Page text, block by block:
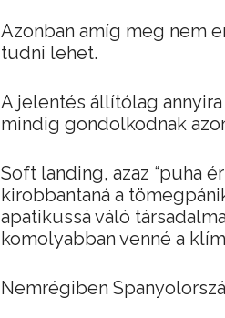
Azonban amíg meg nem
tudni lehet.
A jelentés állítólag
mindig gondolkodnak
Soft landing, azaz “puha
kirobbantaná a
apatikussá váló
komolyabban venné a
Nemrégiben